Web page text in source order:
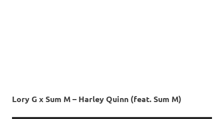
Lory G x Sum M – Harley Quinn (feat. Sum M)